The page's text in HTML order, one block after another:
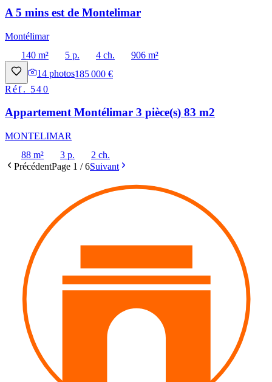
A 5 mins est de Montelimar
Montélimar
140 m²
5 p. 4 ch.
906 m²
14 photos185 000 €
Réf. 540
Appartement Montélimar 3 pièce(s) 83 m2
MONTELIMAR
88 m²
3 p.
2 ch.
PrécédentPage 1 /6Suivant